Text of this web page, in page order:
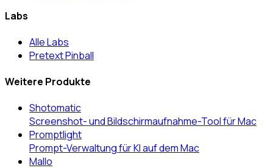
Labs
Alle Labs
Pretext Pinball
Weitere Produkte
Shotomatic
Screenshot- und Bildschirmaufnahme-Tool für Mac
Promptlight
Prompt-Verwaltung für KI auf dem Mac
Mallo